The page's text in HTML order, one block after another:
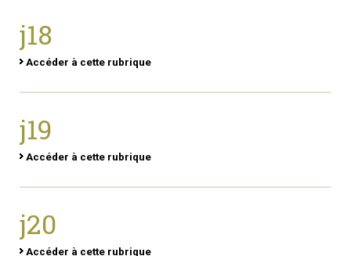
j18
Accéder à cette rubrique
j19
Accéder à cette rubrique
j20
Accéder à cette rubrique